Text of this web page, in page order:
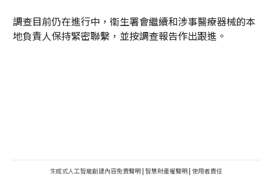
調查目前仍在進行中，衞生署會繼續和涉事醫療器械的本
地負責人保持緊密聯繫，並按調查報告作出跟進。
生成式人工智能創建內容免責聲明 | 智慧財產權聲明 | 使用者責任